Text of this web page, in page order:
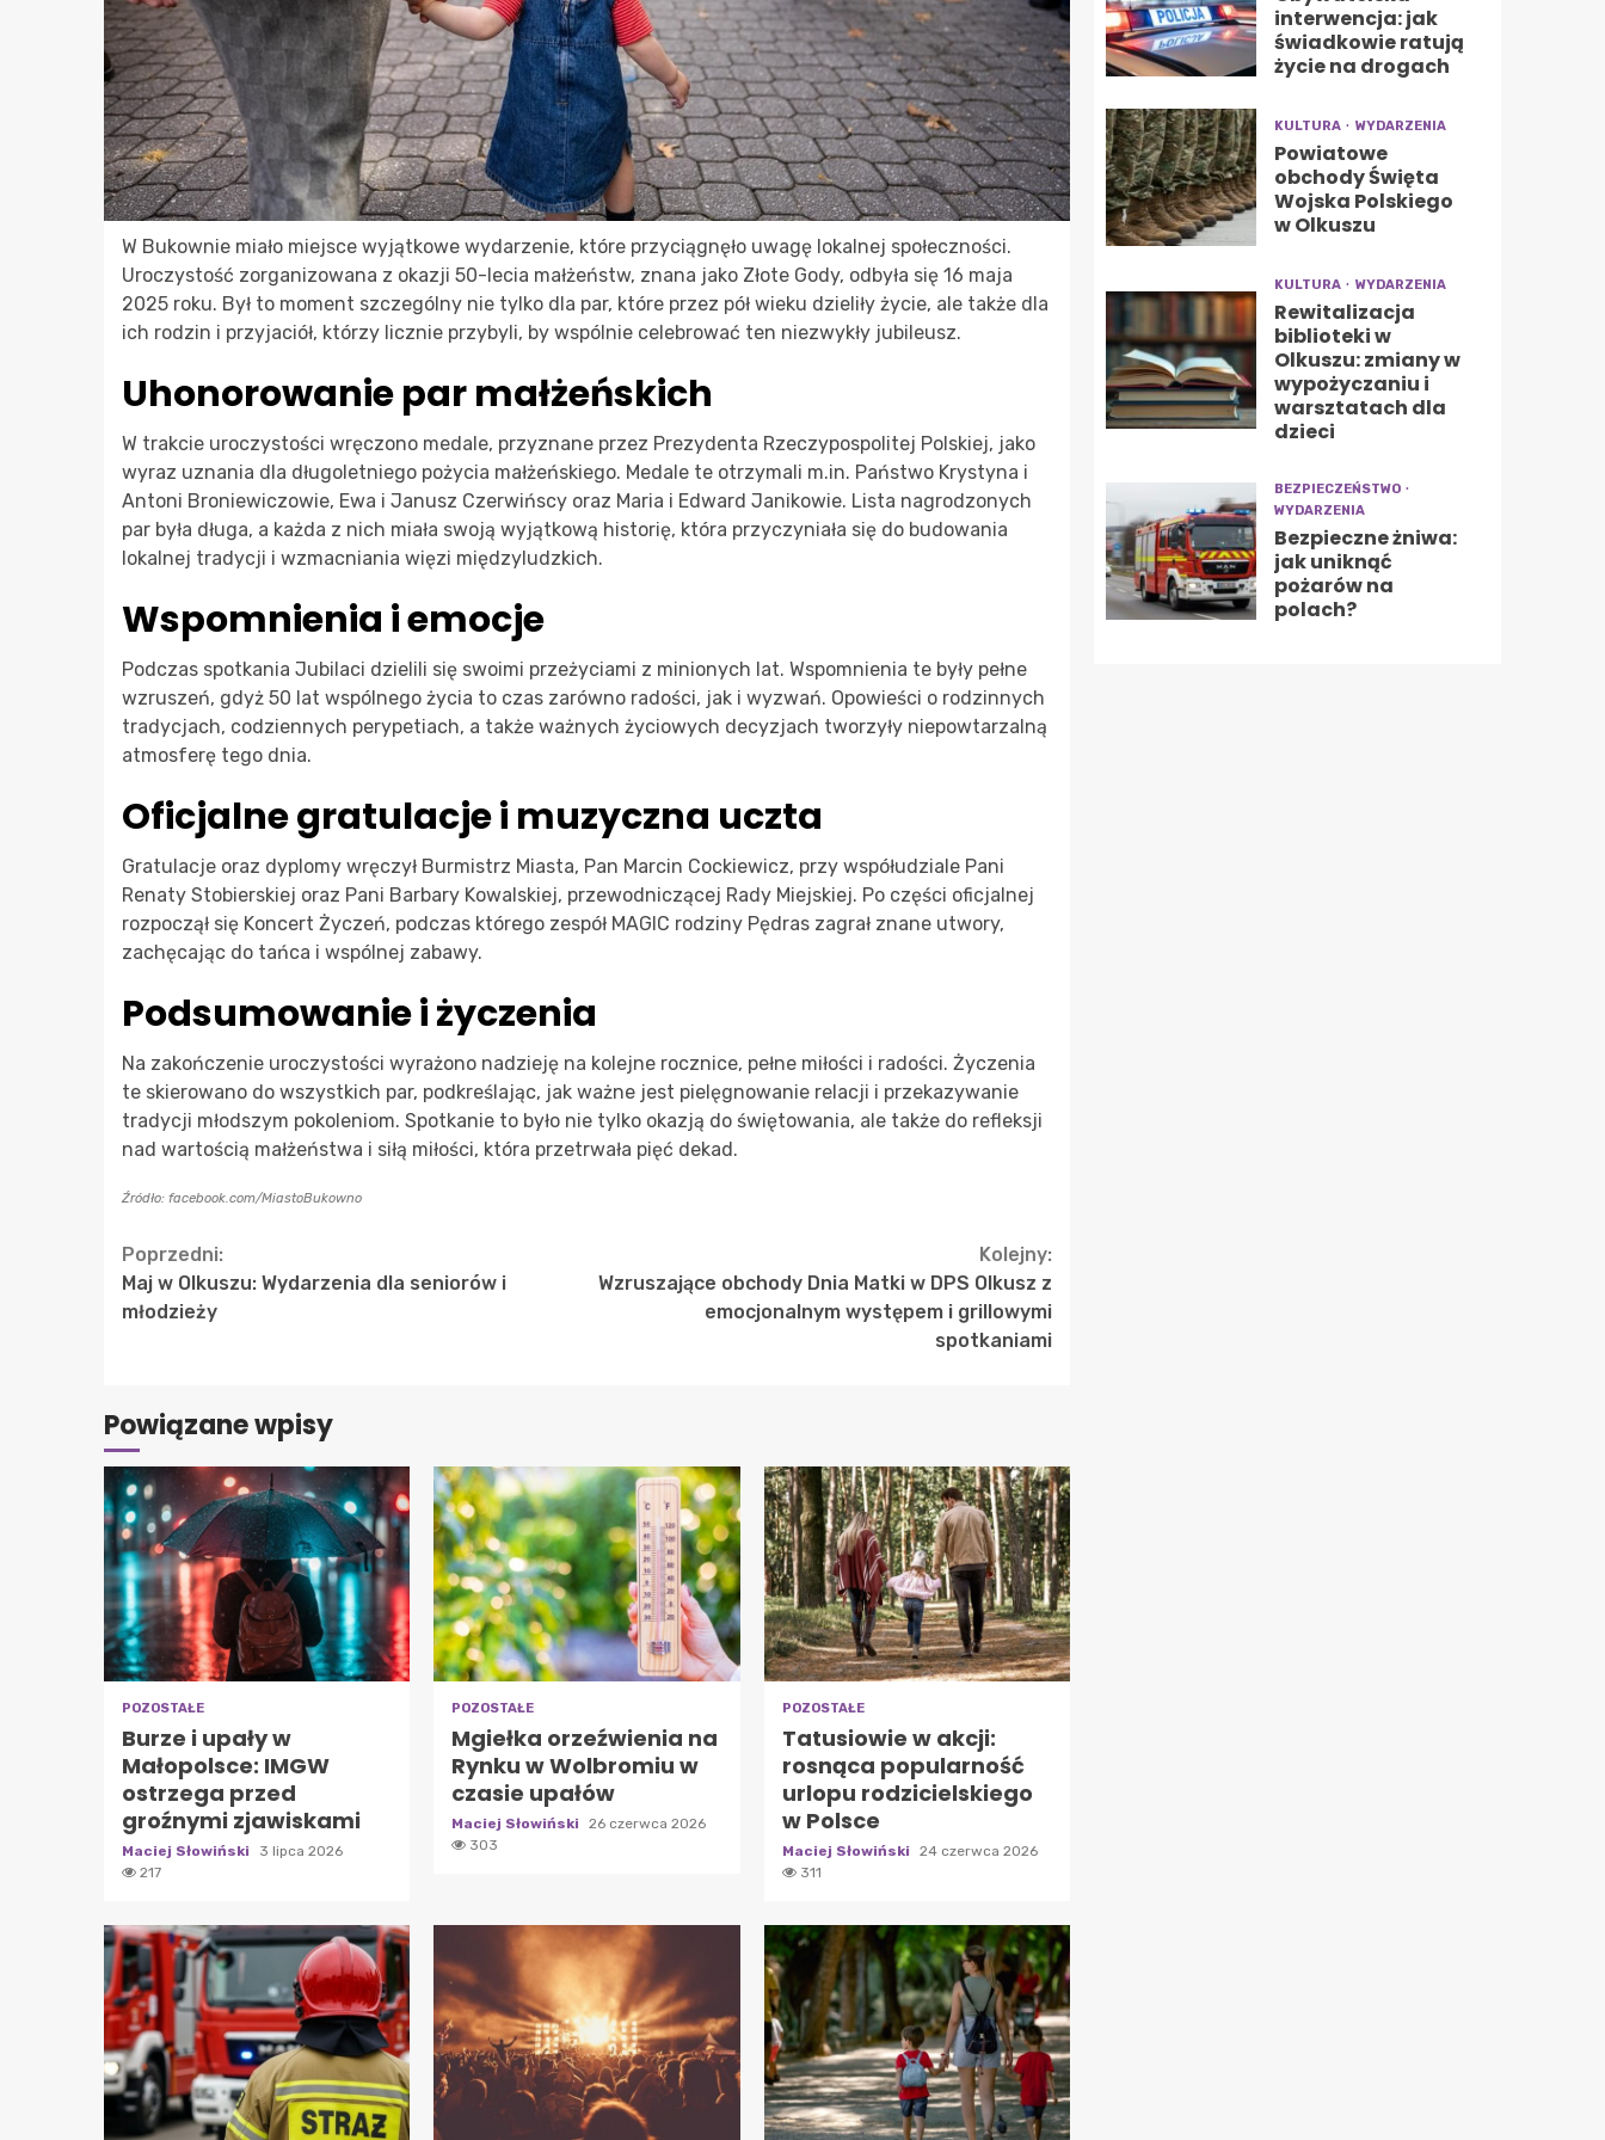
W Bukownie miało miejsce wyjątkowe wydarzenie, które przyciągnęło uwagę lokalnej społeczności.
Uroczystość zorganizowana z okazji 50-lecia małżeństw, znana jako Złote Gody, odbyła się 16 maja
2025 roku. Był to moment szczególny nie tylko dla par, które przez pół wieku dzieliły życie, ale także dla
ich rodzin i przyjaciół, którzy licznie przybyli, by wspólnie celebrować ten niezwykły jubileusz.
Uhonorowanie par małżeńskich
W trakcie uroczystości wręczono medale, przyznane przez Prezydenta Rzeczypospolitej Polskiej, jako
wyraz uznania dla długoletniego pożycia małżeńskiego. Medale te otrzymali m.in. Państwo Krystyna i
Antoni Broniewiczowie, Ewa i Janusz Czerwińscy oraz Maria i Edward Janikowie. Lista nagrodzonych
par była długa, a każda z nich miała swoją wyjątkową historię, która przyczyniała się do budowania
lokalnej tradycji i wzmacniania więzi międzyludzkich.
Wspomnienia i emocje
Podczas spotkania Jubilaci dzielili się swoimi przeżyciami z minionych lat. Wspomnienia te były pełne
wzruszeń, gdyż 50 lat wspólnego życia to czas zarówno radości, jak i wyzwań. Opowieści o rodzinnych
tradycjach, codziennych perypetiach, a także ważnych życiowych decyzjach tworzyły niepowtarzalną
atmosferę tego dnia.
Oficjalne gratulacje i muzyczna uczta
Gratulacje oraz dyplomy wręczył Burmistrz Miasta, Pan Marcin Cockiewicz, przy współudziale Pani
Renaty Stobierskiej oraz Pani Barbary Kowalskiej, przewodniczącej Rady Miejskiej. Po części oficjalnej
rozpoczął się Koncert Życzeń, podczas którego zespół MAGIC rodziny Pędras zagrał znane utwory,
zachęcając do tańca i wspólnej zabawy.
Podsumowanie i życzenia
Na zakończenie uroczystości wyrażono nadzieję na kolejne rocznice, pełne miłości i radości. Życzenia
te skierowano do wszystkich par, podkreślając, jak ważne jest pielęgnowanie relacji i przekazywanie
tradycji młodszym pokoleniom. Spotkanie to było nie tylko okazją do świętowania, ale także do refleksji
nad wartością małżeństwa i siłą miłości, która przetrwała pięć dekad.
Źródło: facebook.com/MiastoBukowno
Continue
Reading
Poprzedni:
Maj w Olkuszu: Wydarzenia dla seniorów i
młodzieży
Kolejny:
Wzruszające obchody Dnia Matki w DPS Olkusz z
emocjonalnym występem i grillowymi
spotkaniami
Powiązane wpisy
POZOSTAŁE
Burze i upały w
Małopolsce: IMGW
ostrzega przed
groźnymi zjawiskami
Maciej Słowiński
3 lipca 2026
217
POZOSTAŁE
Mgiełka orzeźwienia na
Rynku w Wolbromiu w
czasie upałów
Maciej Słowiński
26 czerwca 2026
303
POZOSTAŁE
Tatusiowie w akcji:
rosnąca popularność
urlopu rodzicielskiego
w Polsce
Maciej Słowiński
24 czerwca 2026
311
interwencja: jak
świadkowie ratują
życie na drogach
KULTURA WYDARZENIA
Powiatowe
obchody Święta
Wojska Polskiego
w Olkuszu
KULTURA WYDARZENIA
Rewitalizacja
biblioteki w
Olkuszu: zmiany w
wypożyczaniu i
warsztatach dla
dzieci
BEZPIECZEŃSTWO
WYDARZENIA
Bezpieczne żniwa:
jak uniknąć
pożarów na
polach?